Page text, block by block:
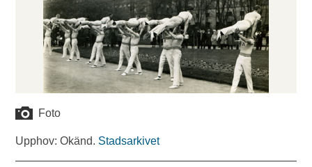
Foto
Upphov: Okänd. Stadsarkivet